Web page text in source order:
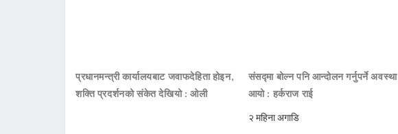
प्रधानमन्त्री कार्यालयबाट जवाफदेहिता होइन,
शक्ति प्रदर्शनको संकेत देखियो : ओली
संसद्मा बोल्न पनि आन्दोलन गर्नुपर्ने अवस्था
आयो : हर्कराज राई
२ महिना अगाडि